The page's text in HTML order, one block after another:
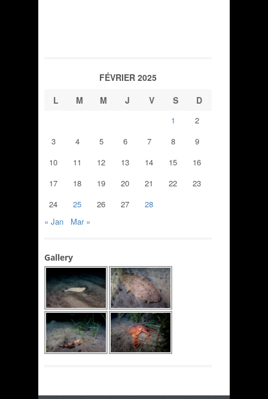
FÉVRIER 2025
L
M M J V S D
1
2
3
4 5 6 7 8
9
10
11 12 13 14 15
16
17
18 19 20 21 22
23
24
25 26 27
28
« Jan
Mar »
Gallery